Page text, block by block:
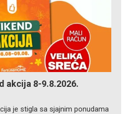
akcija 8-9.8.2026.
je stigla sa sjajnim ponudama